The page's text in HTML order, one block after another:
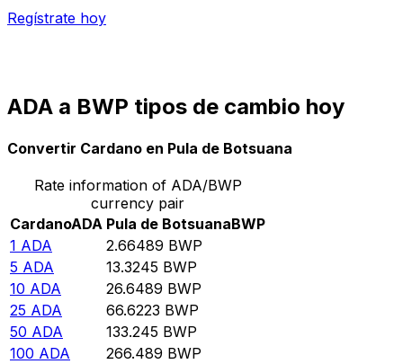
Regístrate hoy
ADA a BWP tipos de cambio hoy
Convertir Cardano en Pula de Botsuana
Rate information of ADA/BWP
currency pair
CardanoADA Pula de BotsuanaBWP
1 ADA 2.66489 BWP
5 ADA 13.3245 BWP
10 ADA 26.6489 BWP
25 ADA 66.6223 BWP
50 ADA 133.245 BWP
100 ADA 266.489 BWP